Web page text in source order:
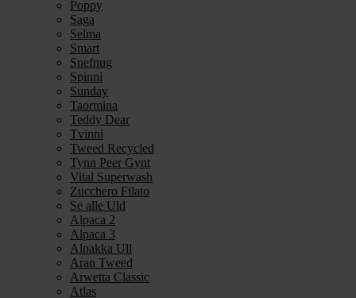
Poppy
Saga
Selma
Smart
Snefnug
Spinni
Sunday
Taormina
Teddy Dear
Tvinni
Tweed Recycled
Tynn Peer Gynt
Vital Superwash
Zucchero Filato
Se alle Uld
Alpaca 2
Alpaca 3
Alpakka Ull
Aran Tweed
Arwetta Classic
Atlas